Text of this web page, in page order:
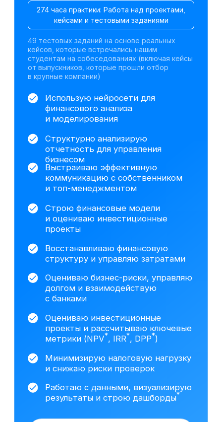
На основе исследования 3408 вакансий hh.ru
мы выделяем наиболее важные навыки,
которым клиенты обучаются на курсе
Минимизирую налоговую нагрузку
и снижаю риски проверок
Оцениваю бизнес-риски, управляю
долгом и взаимодействую
с банками
результаты и строю дашборды
Оцениваю инвестиционные
проекты и рассчитываю ключевые
метрики (NPV*, IRR*, DPP*)
На базе анализа исторических
данных построил трёхформовую
финансовую модель
развития (базовый,
оптимистичный, стрессовый),
включая прогноз выручки,
потоков.Провёл DCF*-оценку
(FCFF /FCFE ) и анализ
чувствительности.Подготовил
презентацию для собственников
стоимости компании и ключевыми
управленческими выводами.
Работа с инструментами для
Excel
Power Point
ChatGPT
1С:Бухгалтерия 8.3
Gamma
DeepSeek